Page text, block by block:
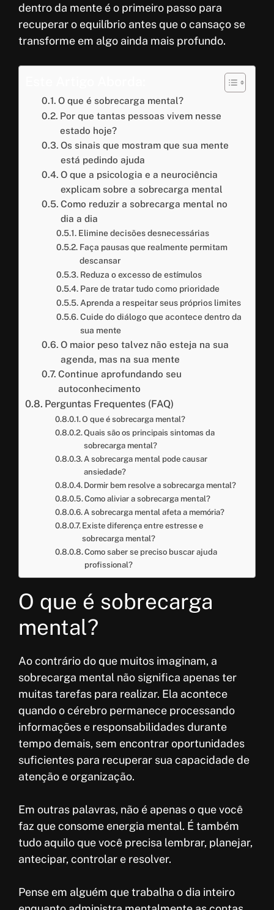
dentro da mente é o primeiro passo para
recuperar o equilíbrio antes que o cansaço se
transforme em algo ainda mais profundo.
O que é sobrecarga mental?
Por que tantas pessoas vivem nesse
estado hoje?
Os sinais que mostram que sua mente
está pedindo ajuda
O que a psicologia e a neurociência
explicam sobre a sobrecarga mental
Como reduzir a sobrecarga mental no
dia a dia
Elimine decisões desnecessárias
Faça pausas que realmente permitam
descansar
Reduza o excesso de estímulos
Pare de tratar tudo como prioridade
Aprenda a respeitar seus próprios limites
Cuide do diálogo que acontece dentro da
sua mente
O maior peso talvez não esteja na sua
agenda, mas na sua mente
Continue aprofundando seu
autoconhecimento
Perguntas Frequentes (FAQ)
O que é sobrecarga mental?
Quais são os principais sintomas da
sobrecarga mental?
A sobrecarga mental pode causar
ansiedade?
Dormir bem resolve a sobrecarga mental?
Como aliviar a sobrecarga mental?
A sobrecarga mental afeta a memória?
Existe diferença entre estresse e
sobrecarga mental?
Como saber se preciso buscar ajuda
profissional?
O que é sobrecarga
mental?
Ao contrário do que muitos imaginam, a
sobrecarga mental não significa apenas ter
muitas tarefas para realizar. Ela acontece
quando o cérebro permanece processando
informações e responsabilidades durante
tempo demais, sem encontrar oportunidades
suficientes para recuperar sua capacidade de
atenção e organização.
Em outras palavras, não é apenas o que você
faz que consome energia mental. É também
tudo aquilo que você precisa lembrar, planejar,
antecipar, controlar e resolver.
Pense em alguém que trabalha o dia inteiro